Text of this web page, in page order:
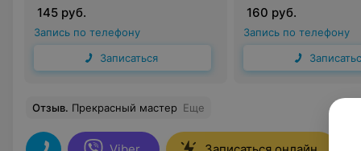
145 руб.
Запись по телефону
Записаться
160 руб.
Запись по телефону
Отзыв. Прекрасный мастер Еще